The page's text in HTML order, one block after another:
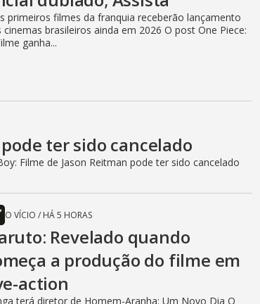
primeiros filmes da franquia receberão lançamento
cinemas brasileiros ainda em 2026 O post One Piece:
ganha...
ter sido cancelado
Filme de Jason Reitman pode ter sido cancelado
O VÍCIO / HÁ 5 HORAS
Revelado quando
a produção do filme em
action
terá diretor de Homem-Aranha: Um Novo Dia O